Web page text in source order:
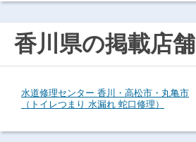
香川県の掲載店舗
水道修理センター 香川・高松市・丸亀市
（トイレつまり 水漏れ 蛇口修理）